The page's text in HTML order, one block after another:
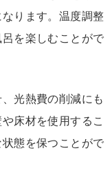
ります。温度調整
を楽しむことがで
光熱費の削減にも
床材を使用するこ
態を保つことがで